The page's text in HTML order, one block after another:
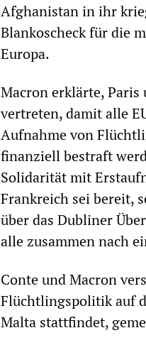
Afghanistan in ihr
Blankoscheck für die
Europa.
Macron erklärte, Paris
vertreten, damit alle
Aufnahme von
finanziell bestraft
Solidarität mit
Frankreich sei bereit,
über das Dubliner
alle zusammen nach
Conte und Macron
Flüchtlingspolitik auf
Malta stattfindet,